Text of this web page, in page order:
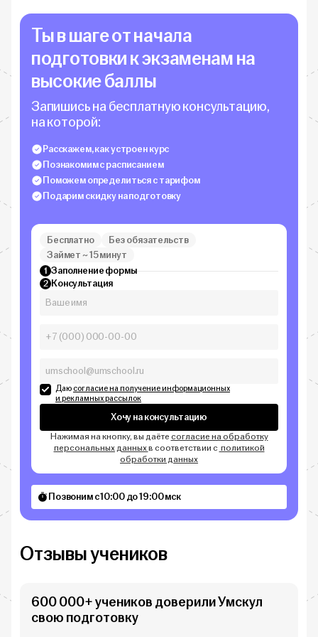
Ты в шаге от начала
подготовки к экзаменам на
высокие баллы
Запишись на бесплатную консультацию,
на которой:
Расскажем, как устроен курс
Познакомим с расписанием
Поможем определиться с тарифом
Подарим скидку на подготовку
Бесплатно
Без обязательств
Займет ~ 15 минут
1 Заполнение формы
2 Консультация
Даюсогласие на получение информационных
и рекламных рассылок
Хочу на консультацию
Нажимая на кнопку, вы даётесогласие на обработку
персональных данныхв соответствии с политикой
обработки данных
Позвоним с 10:00 до 19:00 мск
Отзывы учеников
600 000+ учеников доверили Умскул
свою подготовку